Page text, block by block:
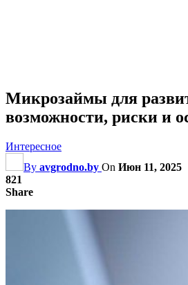
Микрозаймы для
возможности, риски и
Интересное
By avgrodno.by On Июн 11, 2025
821
Share